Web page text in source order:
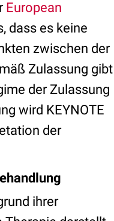
European
dass es keine
zwischen der
Zulassung gibt
der Zulassung
wird KEYNOTE
der
ihrer